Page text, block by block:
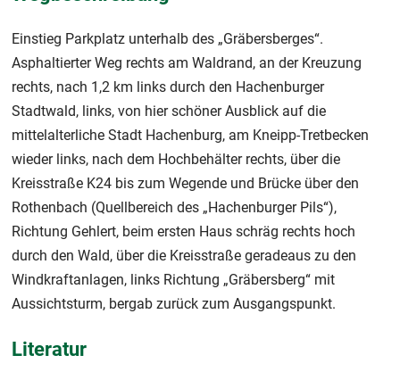
Einstieg Parkplatz unterhalb des „Gräbersberges“.
Asphaltierter Weg rechts am Waldrand, an der Kreuzung
rechts, nach 1,2 km links durch den Hachenburger
Stadtwald, links, von hier schöner Ausblick auf die
mittelalterliche Stadt Hachenburg, am Kneipp-Tretbecken
wieder links, nach dem Hochbehälter rechts, über die
Kreisstraße K24 bis zum Wegende und Brücke über den
Rothenbach (Quellbereich des „Hachenburger Pils“),
Richtung Gehlert, beim ersten Haus schräg rechts hoch
durch den Wald, über die Kreisstraße geradeaus zu den
Windkraftanlagen, links Richtung „Gräbersberg“ mit
Aussichtsturm, bergab zurück zum Ausgangspunkt.
Literatur